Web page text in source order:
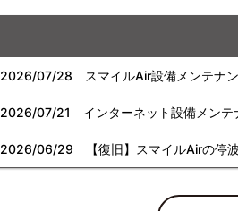
2026/07/28 スマイルAir設備メンテナ
2026/07/21 インターネット設備メン
2026/06/29 【復旧】スマイルAirの停波